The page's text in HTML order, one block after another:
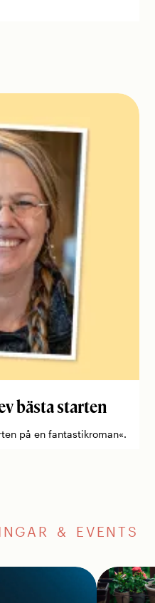
bästa starten
på en fantastikroman«.
& EVENTS